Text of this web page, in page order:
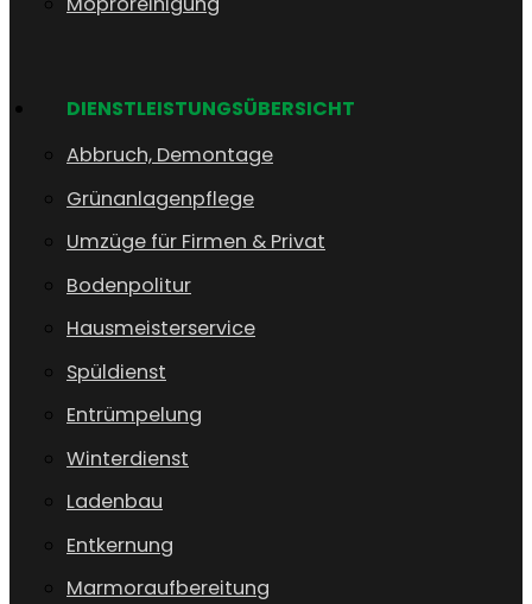
DIENSTLEISTUNGSÜBERSICHT
Abbruch, Demontage
Grünanlagenpflege
Umzüge für Firmen & Privat
Bodenpolitur
Hausmeisterservice
Spüldienst
Entrümpelung
Winterdienst
Ladenbau
Entkernung
Marmoraufbereitung